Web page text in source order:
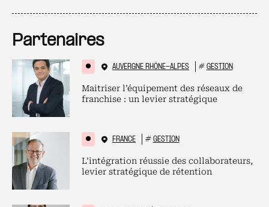
Partenaires
AUVERGNE RHÔNE-ALPES # GESTION
Maitriser l’équipement des réseaux de
franchise : un levier stratégique
FRANCE # GESTION
L’intégration réussie des collaborateurs,
levier stratégique de rétention